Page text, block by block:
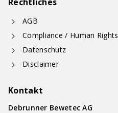
AGB
Compliance / Human Rights
Datenschutz
Disclaimer
Kontakt
Debrunner Bewetec AG